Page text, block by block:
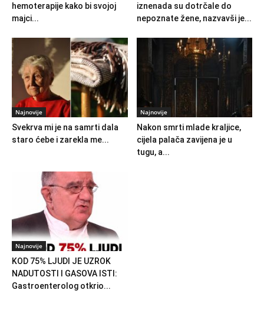
hemoterapije kako bi svojoj
majci...
iznenada su dotrčale do
nepoznate žene, nazvavši je...
Najnovije
Svekrva mi je na samrti dala
staro ćebe i zarekla me...
Najnovije
Nakon smrti mlade kraljice,
cijela palača zavijena je u
tugu, a...
Najnovije
KOD 75% LJUDI JE UZROK
NADUTOSTI I GASOVA ISTI:
Gastroenterolog otkrio...